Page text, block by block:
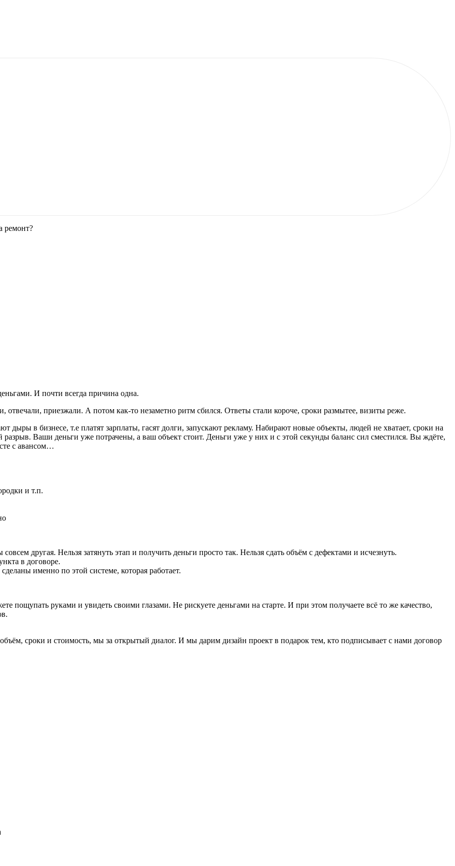
ремонт?
И почти всегда причина одна.
приезжали. А потом как-то незаметно ритм сбился. Ответы стали короче, сроки размытее, визиты реже.
дыры в бизнесе, т.е платят зарплаты, гасят долги, запускают рекламу. Набирают новые объекты, людей не хватает, сроки на
разрыв. Ваши деньги уже потрачены, а ваш объект стоит. Деньги уже у них и с этой секунды баланс сил сместился. Вы ждёте,
с авансом…
и т.п.
другая. Нельзя затянуть этап и получить деньги просто так. Нельзя сдать объём с дефектами и исчезнуть.
в договоре.
именно по этой системе, которая работает.
пощупать руками и увидеть своими глазами. Не рискуете деньгами на старте. И при этом получаете всё то же качество,
сроки и стоимость, мы за открытый диалог. И мы дарим дизайн проект в подарок тем, кто подписывает с нами договор